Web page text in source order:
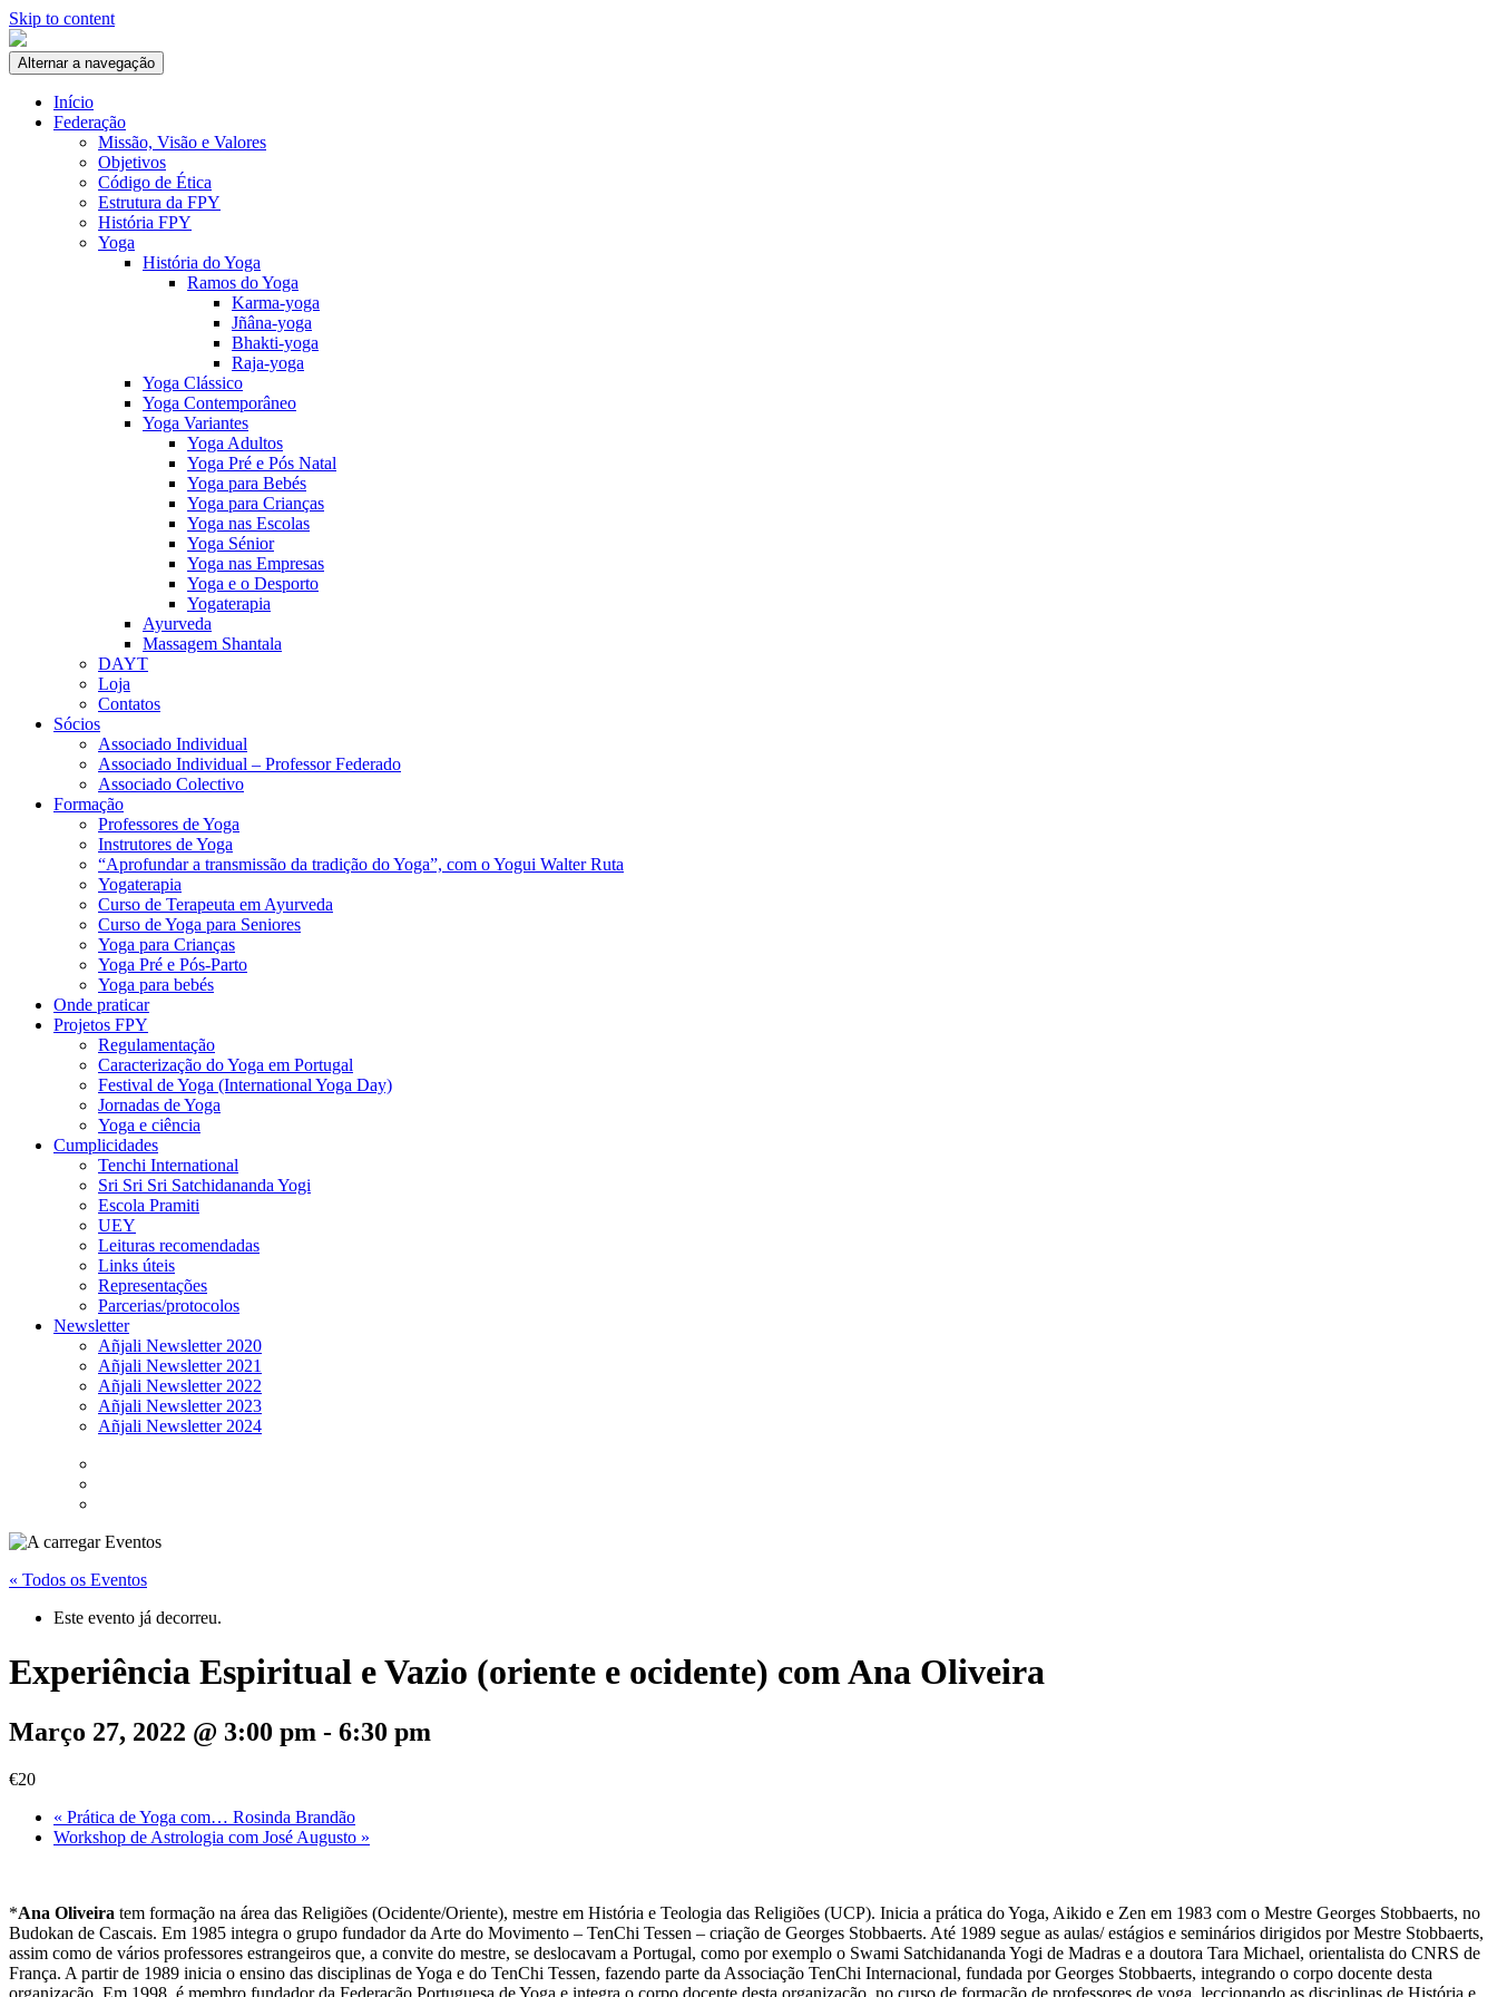
Skip to content
Alternar a navegação
Início
Federação
Missão, Visão e Valores
Objetivos
Código de Ética
Estrutura da FPY
História FPY
Yoga
História do Yoga
Ramos do Yoga
Karma-yoga
Jñâna-yoga
Bhakti-yoga
Raja-yoga
Yoga Clássico
Yoga Contemporâneo
Yoga Variantes
Yoga Adultos
Yoga Pré e Pós Natal
Yoga para Bebés
Yoga para Crianças
Yoga nas Escolas
Yoga Sénior
Yoga nas Empresas
Yoga e o Desporto
Yogaterapia
Ayurveda
Massagem Shantala
DAYT
Loja
Contatos
Sócios
Associado Individual
Associado Individual – Professor Federado
Associado Colectivo
Formação
Professores de Yoga
Instrutores de Yoga
“Aprofundar a transmissão da tradição do Yoga”, com o Yogui Walter Ruta
Yogaterapia
Curso de Terapeuta em Ayurveda
Curso de Yoga para Seniores
Yoga para Crianças
Yoga Pré e Pós-Parto
Yoga para bebés
Onde praticar
Projetos FPY
Regulamentação
Caracterização do Yoga em Portugal
Festival de Yoga (International Yoga Day)
Jornadas de Yoga
Yoga e ciência
Cumplicidades
Tenchi International
Sri Sri Sri Satchidananda Yogi
Escola Pramiti
UEY
Leituras recomendadas
Links úteis
Representações
Parcerias/protocolos
Newsletter
Añjali Newsletter 2020
Añjali Newsletter 2021
Añjali Newsletter 2022
Añjali Newsletter 2023
Añjali Newsletter 2024
« Todos os Eventos
Este evento já decorreu.
Experiência Espiritual e Vazio (oriente e ocidente) com Ana Oliveira
Março 27, 2022 @ 3:00 pm - 6:30 pm
€20
« Prática de Yoga com… Rosinda Brandão
Workshop de Astrologia com José Augusto »
*Ana Oliveira tem formação na área das Religiões (Ocidente/Oriente), mestre em História e Teologia das Religiões (UCP). Inicia a prática do Yoga, Aikido e Zen em 1983 com o Mestre Georges Stobbaerts, no
Budokan de Cascais. Em 1985 integra o grupo fundador da Arte do Movimento – TenChi Tessen – criação de Georges Stobbaerts. Até 1989 segue as aulas/ estágios e seminários dirigidos por Mestre Stobbaerts,
assim como de vários professores estrangeiros que, a convite do mestre, se deslocavam a Portugal, como por exemplo o Swami Satchidananda Yogi de Madras e a doutora Tara Michael, orientalista do CNRS de
França. A partir de 1989 inicia o ensino das disciplinas de Yoga e do TenChi Tessen, fazendo parte da Associação TenChi Internacional, fundada por Georges Stobbaerts, integrando o corpo docente desta
organização. Em 1998, é membro fundador da Federação Portuguesa de Yoga e integra o corpo docente desta organização, no curso de formação de professores de yoga, leccionando as disciplinas de História e